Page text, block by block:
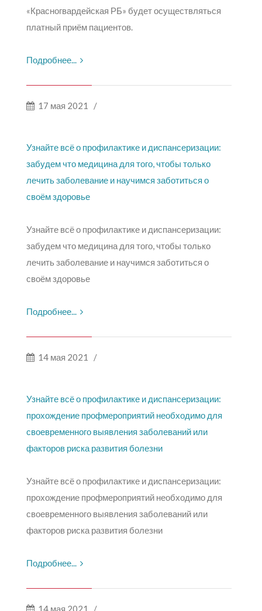
«Красногвардейская РБ» будет осуществляться
платный приём пациентов.
Подробнее...
17 мая 2021 /
Узнайте всё о профилактике и диспансеризации:
забудем что медицина для того, чтобы только
лечить заболевание и научимся заботиться о
своём здоровье
Узнайте всё о профилактике и диспансеризации:
забудем что медицина для того, чтобы только
лечить заболевание и научимся заботиться о
своём здоровье
Подробнее...
14 мая 2021 /
Узнайте всё о профилактике и диспансеризации:
прохождение профмероприятий необходимо для
своевременного выявления заболеваний или
факторов риска развития болезни
Узнайте всё о профилактике и диспансеризации:
прохождение профмероприятий необходимо для
своевременного выявления заболеваний или
факторов риска развития болезни
Подробнее...
14 мая 2021 /